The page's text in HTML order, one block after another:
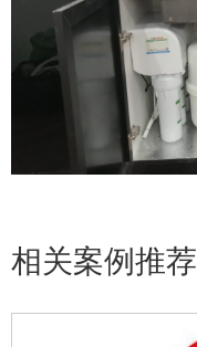
相关案例推荐